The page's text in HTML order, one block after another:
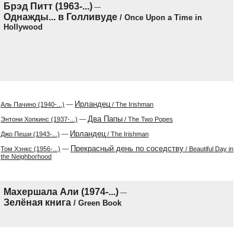
Брэд Питт (1963-...) —
Однажды... в Голливуде / Once Upon a Time in
Hollywood
Аль Пачино (1940-...) — Ирландец / The Irishman
Энтони Хопкинс (1937-...) — Два Папы / The Two Popes
Джо Пеши (1943-...) — Ирландец / The Irishman
Том Хэнкс (1956-...) — Прекрасный день по соседству / Beautiful Day in
the Neighborhood
Махершала Али (1974-...) —
Зелёная книга / Green Book